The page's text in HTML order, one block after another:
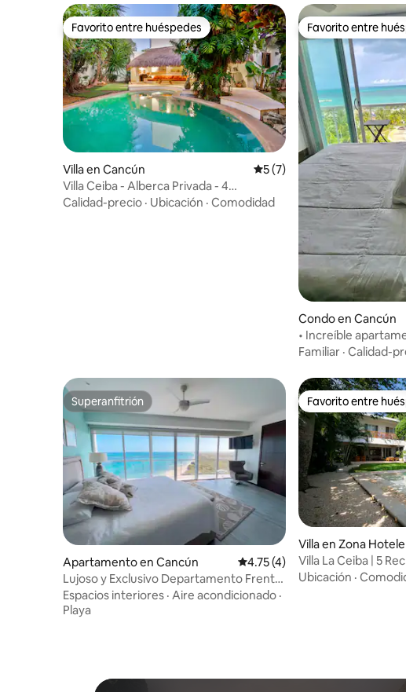
Favorito entre huéspedes
Favorito entre huéspedes
Villa en Cancún Calificación promedio: 5 de
5 (7)
Villa Ceiba - Alberca Privada - 4
Recámaras
Calidad-precio · Ubicación · Comodidad
Favorito entre
Favorito entre
Condo en Cancún
• Increíble
•
Familiar · Calidad-
Superanfitrión
Superanfitrión
Apartamento en Cancún Calificación promedio: 4.75 de
4.75 (4)
Lujoso y Exclusivo Departamento Frente
a la Playa
Espacios interiores · Aire acondicionado ·
Playa
Favorito entre
Favorito entre
Villa en Zona
Villa La Ceiba | 5
Hotelera
Ubicación ·